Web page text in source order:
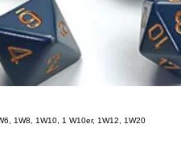
1W8, 1W10, 1 W10er, 1W12, 1W20